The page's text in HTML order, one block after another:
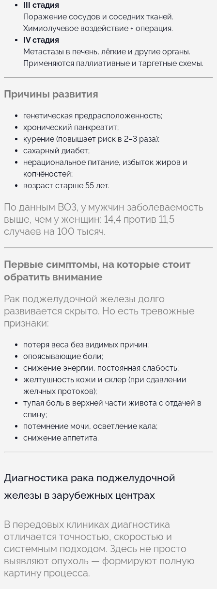
III стадия
Поражение сосудов и соседних тканей.
Химиолучевое воздействие + операция.
IV стадия
Метастазы в печень, лёгкие и другие органы.
Применяются паллиативные и таргетные схемы.
Причины развития
генетическая предрасположенность;
хронический панкреатит;
курение (повышает риск в 2–3 раза);
сахарный диабет;
нерациональное питание, избыток жиров и
копчёностей;
возраст старше 55 лет.
По данным ВОЗ, у мужчин заболеваемость
выше, чем у женщин: 14,4 против 11,5
случаев на 100 тысяч.
Первые симптомы, на которые стоит
обратить внимание
Рак поджелудочной железы долго
развивается скрыто. Но есть тревожные
признаки:
потеря веса без видимых причин;
опоясывающие боли;
снижение энергии, постоянная слабость;
желтушность кожи и склер (при сдавлении
желчных протоков);
тупая боль в верхней части живота с отдачей в
спину;
потемнение мочи, осветление кала;
снижение аппетита.
Диагностика рака поджелудочной
железы в зарубежных центрах
В передовых клиниках диагностика
отличается точностью, скоростью и
системным подходом. Здесь не просто
выявляют опухоль — формируют полную
картину процесса.